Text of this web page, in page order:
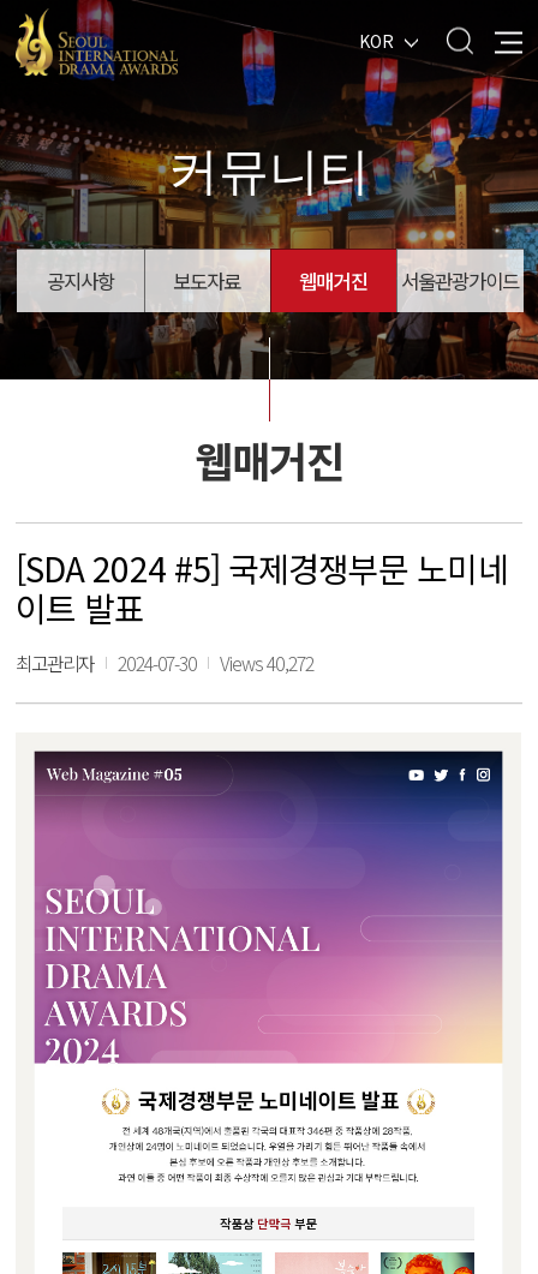
KOR
커뮤니티
공지사항 보도자료 웹매거진 서울관광가이드
웹매거진
[SDA 2024 #5] 국제경쟁부문 노미네
이트 발표
최고관리자 2024-07-30 Views 40,272